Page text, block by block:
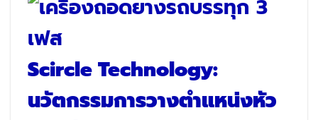
Scircle Technology:
นวัตกรรมการวางตำแหน่งหัว